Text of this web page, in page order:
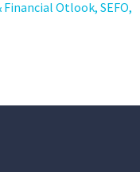
Otlook, SEFO,